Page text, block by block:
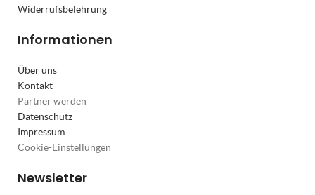
Widerrufsbelehrung
Informationen
Über uns
Kontakt
Partner werden
Datenschutz
Impressum
Cookie-Einstellungen
Newsletter